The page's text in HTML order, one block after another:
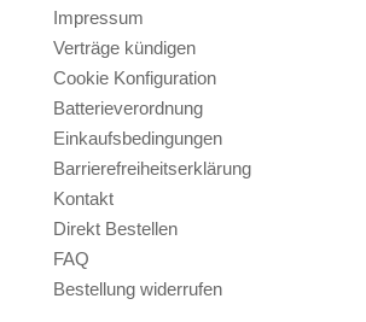
Impressum
Verträge kündigen
Cookie Konfiguration
Batterieverordnung
Einkaufsbedingungen
Barrierefreiheitserklärung
Kontakt
Direkt Bestellen
FAQ
Bestellung widerrufen